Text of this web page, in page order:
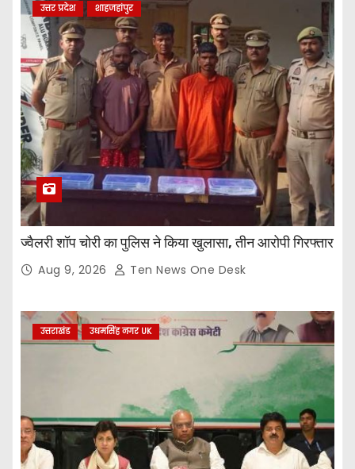
उत्तर प्रदेश शाहजहांपुर
ज्वैलरी शॉप चोरी का पुलिस ने किया खुलासा, तीन आरोपी गिरफ्तार
Aug 9, 2026 Ten News One Desk
उत्तराखंड उधमसिंह नगर UK